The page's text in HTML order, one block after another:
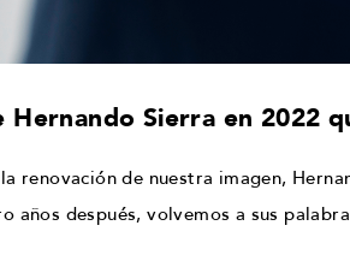
Hernando Sierra en 2022
renovación de nuestra imagen,
años después, volvemos a sus